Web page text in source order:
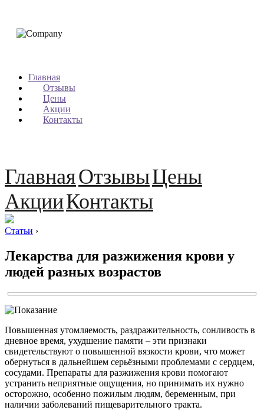
Главная
Отзывы
Цены
Акции
Контакты
ГлавнаяОтзывыЦены
АкцииКонтакты
Статьи ›
Лекарства для разжижения крови у
людей разных возрастов
Повышенная утомляемость, раздражительность, сонливость в
дневное время, ухудшение памяти – эти признаки
свидетельствуют о повышенной вязкости крови, что может
обернуться в дальнейшем серьёзными проблемами с сердцем,
сосудами. Препараты для разжижения крови помогают
устранить неприятные ощущения, но принимать их нужно
осторожно, особенно пожилым людям, беременным, при
наличии заболеваний пищеварительного тракта.